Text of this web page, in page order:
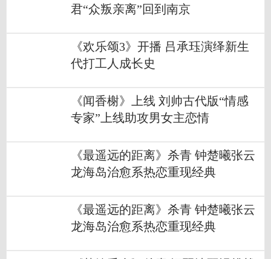
君“众叛亲离”回到南京
《欢乐颂3》开播 吕承珏演绎新生
代打工人成长史
《闻香榭》上线 刘帅古代版“情感
专家”上线助攻男女主恋情
《最遥远的距离》杀青 钟楚曦张云
龙海岛治愈系热恋重现经典
《最遥远的距离》杀青 钟楚曦张云
龙海岛治愈系热恋重现经典